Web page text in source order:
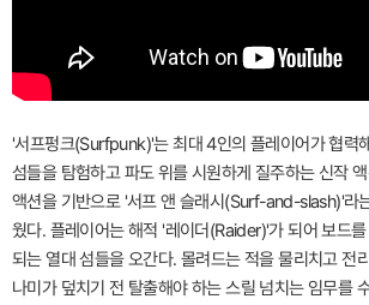
'서프펑크(Surfpunk)'는 최대 4인의 플레이어가 협력
섬들을 탐험하고 파도 위를 시원하게 질주하는 신작
액션을 기반으로 '서프 앤 슬래시(Surf-and-slash)'라
웠다. 플레이어는 해적 '레이더(Raider)'가 되어 보드
되는 열대 섬들을 오간다. 몰려드는 적을 물리치고 전
나미가 덮치기 전 탈출해야 하는 스릴 넘치는 임무를